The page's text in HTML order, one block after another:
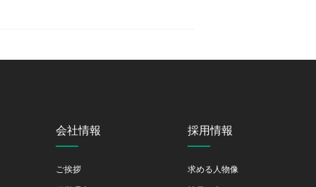
会社情報
ご挨拶
採用情報
求める人物像